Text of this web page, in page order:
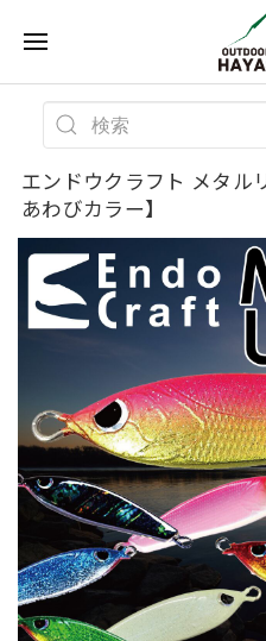
エンドウクラフト メタル
あわびカラー】